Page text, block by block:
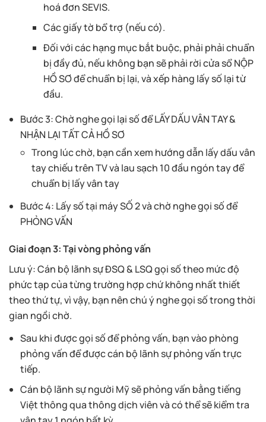
hoá đơn SEVIS.
Các giấy tờ bổ trợ (nếu có).
Đối với các hạng mục bắt buộc, phải phải chuẩn
bị đầy đủ, nếu không bạn sẽ phải rời cửa sổ NỘP
HỒ SƠ để chuẩn bị lại, và xếp hàng lấy số lại từ
đầu.
Bước 3: Chờ nghe gọi lại số để LẤY DẤU VÂN TAY &
NHẬN LẠI TẤT CẢ HỒ SƠ
Trong lúc chờ, bạn cần xem hướng dẫn lấy dấu vân
tay chiếu trên TV và lau sạch 10 đầu ngón tay để
chuẩn bị lấy vân tay
Bước 4: Lấy số tại máy SỐ 2 và chờ nghe gọi số để
PHỎNG VẤN
Giai đoạn 3: Tại vòng phỏng vấn
Lưu ý: Cán bộ lãnh sự ĐSQ & LSQ gọi số theo mức độ
phức tạp của từng trường hợp chứ không nhất thiết
theo thứ tự, vì vậy, bạn nên chú ý nghe gọi số trong thời
gian ngồi chờ.
Sau khi được gọi số để phỏng vấn, bạn vào phòng
phỏng vấn để được cán bộ lãnh sự phỏng vấn trực
tiếp.
Cán bộ lãnh sự người Mỹ sẽ phỏng vấn bằng tiếng
Việt thông qua thông dịch viên và có thể sẽ kiểm tra